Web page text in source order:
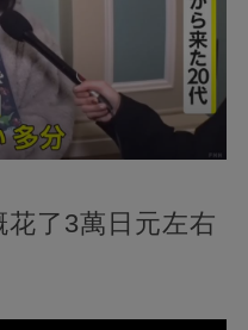
花了3萬日元左右